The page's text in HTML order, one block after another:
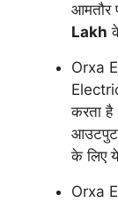
आमतौर
Lakh
Orxa
करता
आउटपुट
के लिए
Orxa